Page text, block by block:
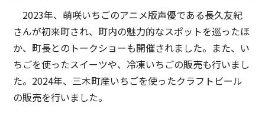
2023年、萌咲いちごのアニメ版声優である長久友紀
さんが初来町され、町内の魅力的なスポットを巡ったほ
か、町長とのトークショーも開催されました。また、い
ちごを使ったスイーツや、冷凍いちごの販売も行いまし
た。2024年、三木町産いちごを使ったクラフトビール
の販売を行いました。